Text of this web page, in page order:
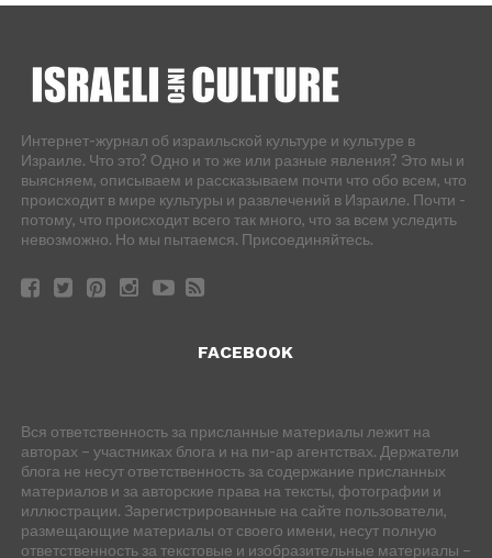
Интернет-журнал об израильской культуре и культуре в
Израиле. Что это? Одно и то же или разные явления? Это мы и
выясняем, описываем и рассказываем почти что обо всем, что
происходит в мире культуры и развлечений в Израиле. Почти -
потому, что происходит всего так много, что за всем уследить
невозможно. Но мы пытаемся. Присоединяйтесь.
FACEBOOK
Вся ответственность за присланные материалы лежит на
авторах – участниках блога и на пи-ар агентствах. Держатели
блога не несут ответственность за содержание присланных
материалов и за авторские права на тексты, фотографии и
иллюстрации. Зарегистрированные на сайте пользователи,
размещающие материалы от своего имени, несут полную
ответственность за текстовые и изобразительные материалы –